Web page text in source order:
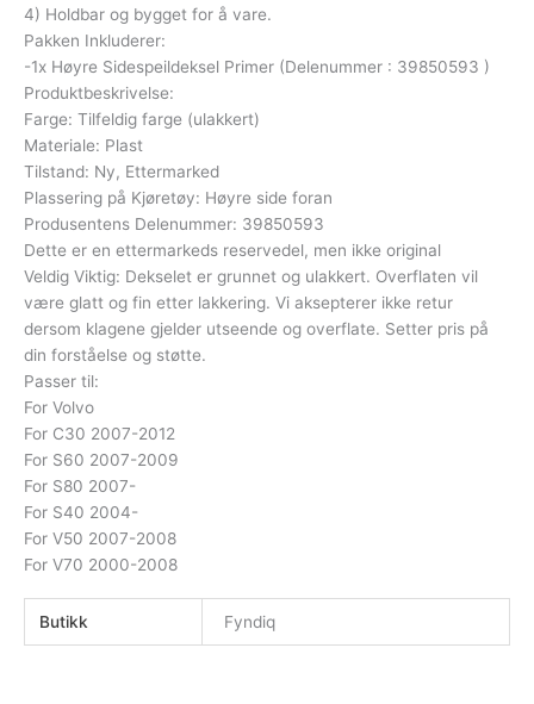
4) Holdbar og bygget for å vare.
Pakken Inkluderer:
-1x Høyre Sidespeildeksel Primer (Delenummer : 39850593 )
Produktbeskrivelse:
Farge: Tilfeldig farge (ulakkert)
Materiale: Plast
Tilstand: Ny, Ettermarked
Plassering på Kjøretøy: Høyre side foran
Produsentens Delenummer: 39850593
Dette er en ettermarkeds reservedel, men ikke original
Veldig Viktig: Dekselet er grunnet og ulakkert. Overflaten vil
være glatt og fin etter lakkering. Vi aksepterer ikke retur
dersom klagene gjelder utseende og overflate. Setter pris på
din forståelse og støtte.
Passer til:
For Volvo
For C30 2007-2012
For S60 2007-2009
For S80 2007-
For S40 2004-
For V50 2007-2008
For V70 2000-2008
Butikk Fyndiq